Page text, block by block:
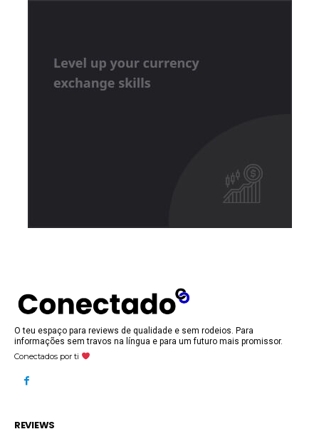
O teu espaço para reviews de qualidade e sem rodeios. Para
informações sem travos na língua e para um futuro mais promissor.
Conectados por ti
REVIEWS